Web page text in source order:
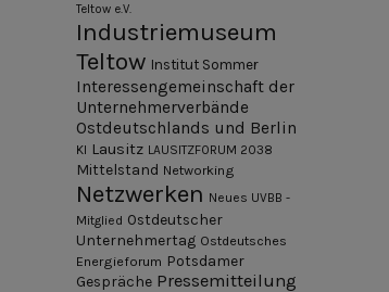
Teltow e.V.
Industriemuseum
Teltow Institut Sommer
Interessengemeinschaft der
Unternehmerverbände
Ostdeutschlands und Berlin
KI Lausitz LAUSITZFORUM 2038
Mittelstand Networking
Netzwerken Neues UVBB -
Mitglied Ostdeutscher
Unternehmertag Ostdeutsches
Energieforum Potsdamer
Gespräche Pressemitteilung